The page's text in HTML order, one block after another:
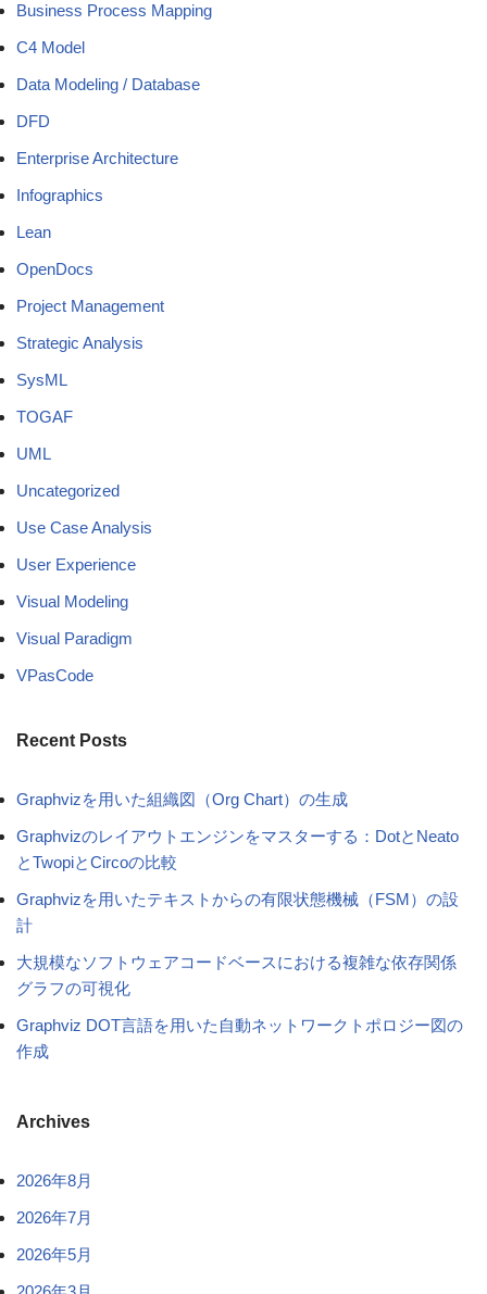
Business Process Mapping
C4 Model
Data Modeling / Database
DFD
Enterprise Architecture
Infographics
Lean
OpenDocs
Project Management
Strategic Analysis
SysML
TOGAF
UML
Uncategorized
Use Case Analysis
User Experience
Visual Modeling
Visual Paradigm
VPasCode
Recent Posts
Graphvizを用いた組織図（Org Chart）の生成
Graphvizのレイアウトエンジンをマスターする：DotとNeato
とTwopiとCircoの比較
Graphvizを用いたテキストからの有限状態機械（FSM）の設
計
大規模なソフトウェアコードベースにおける複雑な依存関係
グラフの可視化
Graphviz DOT言語を用いた自動ネットワークトポロジー図の
作成
Archives
2026年8月
2026年7月
2026年5月